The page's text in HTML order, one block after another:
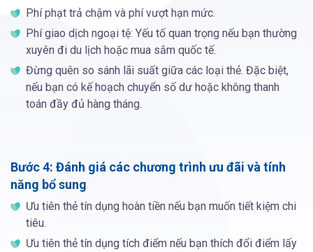
Phí phạt trả chậm và phí vượt hạn mức.
Phí giao dịch ngoại tệ: Yếu tố quan trọng nếu bạn thường
xuyên đi du lịch hoặc mua sắm quốc tế.
Đừng quên so sánh lãi suất giữa các loại thẻ. Đặc biệt,
nếu bạn có kế hoạch chuyển số dư hoặc không thanh
toán đầy đủ hàng tháng.
Bước 4: Đánh giá các chương trình ưu đãi và tính
năng bổ sung
Ưu tiên thẻ tín dụng hoàn tiền nếu bạn muốn tiết kiệm chi
tiêu.
Ưu tiên thẻ tín dụng tích điểm nếu bạn thích đổi điểm lấy